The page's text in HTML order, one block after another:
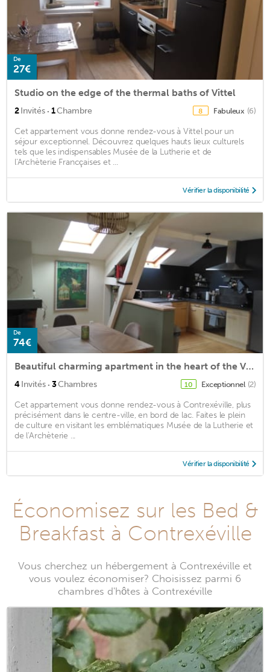
De
27€
Studio on the edge of the thermal baths of Vittel
2Invités · 1Chambre 8 Fabuleux (6)
Cet appartement vous donne rendez-vous à Vittel pour un
séjour exceptionnel. Découvrez quelques hauts lieux culturels
tels que les indispensables Musée de la Lutherie et de
l'Archèterie Francçaises et ...
Vérifier la disponibilité
De
74€
Beautiful charming apartment in the heart of the Vosges
4Invités · 3Chambres 10 Exceptionnel (2)
Cet appartement vous donne rendez-vous à Contrexéville, plus
précisément dans le centre-ville, en bord de lac. Faites le plein
de culture en visitant les emblématiques Musée de la Lutherie et
de l'Archèterie ...
Vérifier la disponibilité
Économisez sur les Bed &
Breakfast à Contrexéville
Vous cherchez un hébergement à Contrexéville et
vous voulez économiser? Choisissez parmi 6
chambres d'hôtes à Contrexéville